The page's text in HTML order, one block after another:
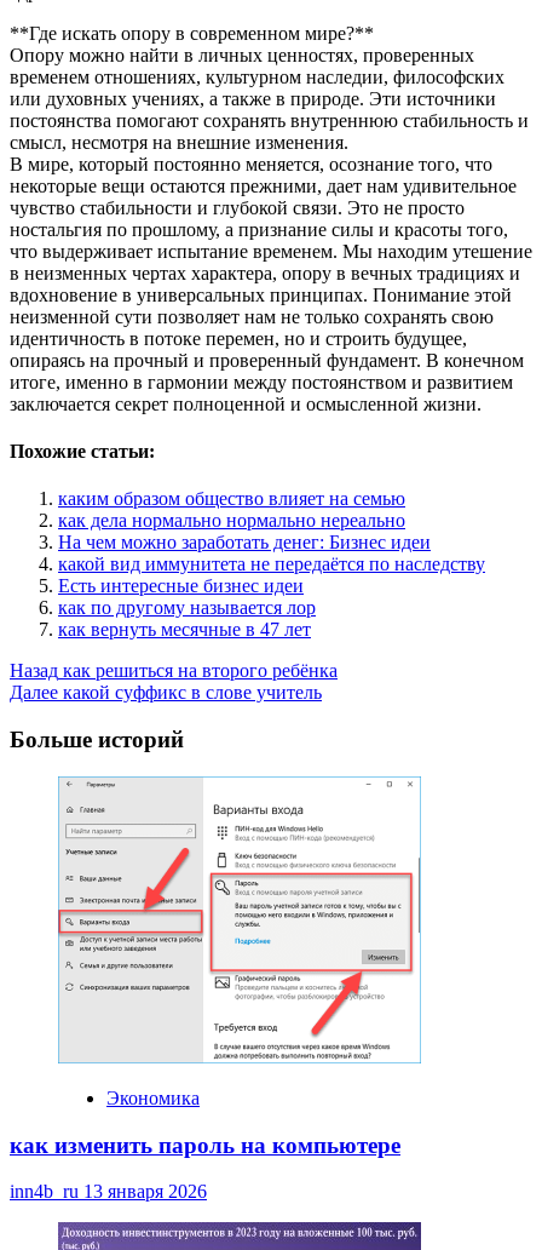
**Где искать опору в современном мире?**
Опору можно найти в личных ценностях, проверенных
временем отношениях, культурном наследии, философских
или духовных учениях, а также в природе. Эти источники
постоянства помогают сохранять внутреннюю стабильность и
смысл, несмотря на внешние изменения.
В мире, который постоянно меняется, осознание того, что
некоторые вещи остаются прежними, дает нам удивительное
чувство стабильности и глубокой связи. Это не просто
ностальгия по прошлому, а признание силы и красоты того,
что выдерживает испытание временем. Мы находим утешение
в неизменных чертах характера, опору в вечных традициях и
вдохновение в универсальных принципах. Понимание этой
неизменной сути позволяет нам не только сохранять свою
идентичность в потоке перемен, но и строить будущее,
опираясь на прочный и проверенный фундамент. В конечном
итоге, именно в гармонии между постоянством и развитием
заключается секрет полноценной и осмысленной жизни.
Похожие статьи:
каким образом общество влияет на семью
как дела нормально нормально нереально
На чем можно заработать денег: Бизнес идеи
какой вид иммунитета не передаётся по наследству
Есть интересные бизнес идеи
как по другому называется лор
как вернуть месячные в 47 лет
Post
Navigation
Назад как решиться на второго ребёнка
Далее какой суффикс в слове учитель
Больше историй
Экономика
как изменить пароль на компьютере
inn4b_ru 13 января 2026